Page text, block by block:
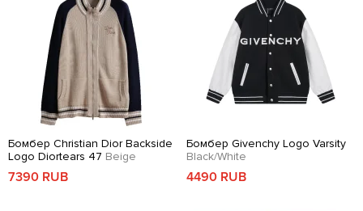
Бомбер Christian Dior Backside
Logo Diortears 47 Beige
7390 RUB
Бомбер Givenchy Logo Varsity
Black/White
4490 RUB